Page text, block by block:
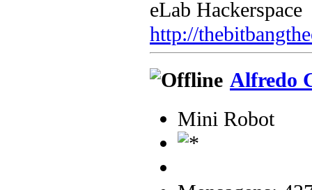
eLab Hackerspace
http://
Alfredo
Mini Robot